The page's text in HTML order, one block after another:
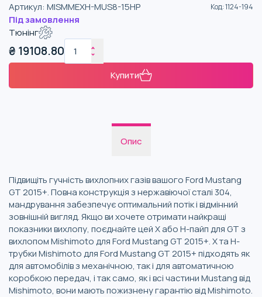
Артикул: MISMMEXH-MUS8-15HP Код:1124-194
Під замовлення
Тюнінг
₴ 19108.80
Купити
Опис
Підвищіть гучність вихлопних газів вашого Ford Mustang
GT 2015+. Повна конструкція з нержавіючої сталі 304,
мандрування забезпечує оптимальний потік і відмінний
зовнішній вигляд. Якщо ви хочете отримати найкращі
показники вихлопу, поєднайте цей X або H-пайп для GT з
вихлопом Mishimoto для Ford Mustang GT 2015+. X та H-
трубки Mishimoto для Ford Mustang GT 2015+ підходять як
для автомобілів з механічною, так і для автоматичною
коробкою передач, і так само, як і всі частини Mustang від
Mishimoto, вони мають пожизнену гарантію від Mishimoto.